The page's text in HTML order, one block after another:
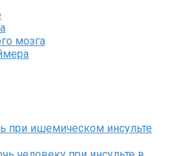
мозга
при ишемическом инсульте